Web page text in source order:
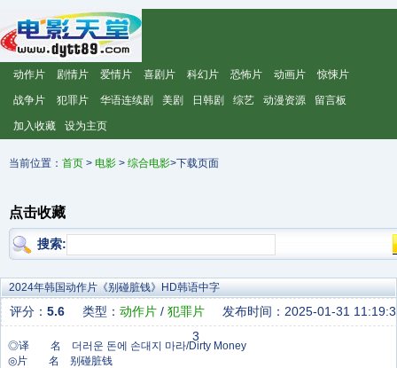
动作片 剧情片 爱情片 喜剧片 科幻片 恐怖片 动画片 惊悚片
战争片 犯罪片 华语连续剧 美剧 日韩剧 综艺 动漫资源 留言板
加入收藏 设为主页
当前位置： 首页 > 电影 > 综合电影>下载页面
点击收藏
搜索:
2024年韩国动作片《别碰脏钱》HD韩语中字
评分： 5.6 类型： 动作片 / 犯罪片
发布时间：2025-01-31 11:19:3
3
◎译 名 더러운 돈에 손대지 마라/Dirty Money
◎片 名 别碰脏钱